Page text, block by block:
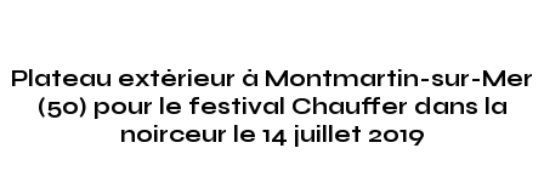
Plateau extérieur à Montmartin-sur-Mer
(50) pour le festival Chauffer dans la
noirceur le 14 juillet 2019